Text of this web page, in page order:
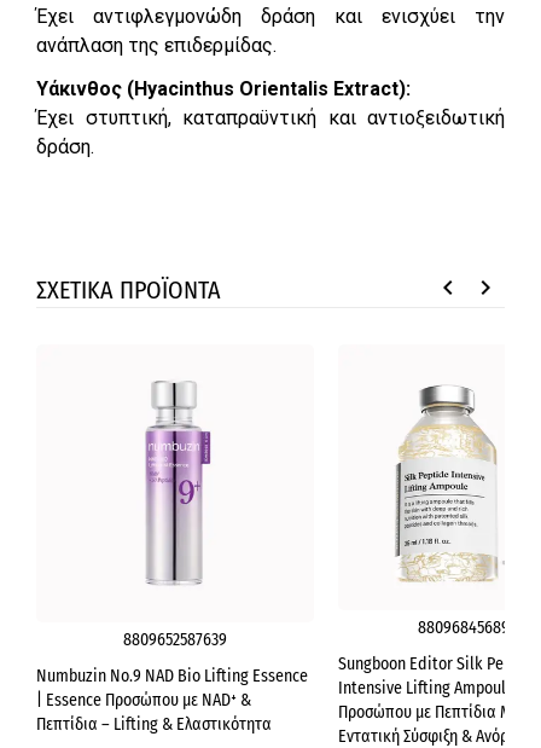
Έχει αντιφλεγμονώδη δράση και ενισχύει την
ανάπλαση της επιδερμίδας.
Υάκινθος (Hyacinthus Orientalis Extract):
Έχει στυπτική, καταπραϋντική και αντιοξειδωτική
δράση.
ΣΧΕΤΙΚΑ ΠΡΟΪΟΝΤΑ keyboard_arrow_left keyboard_arrow_right
8809652587639
Numbuzin No.9 NAD Bio Lifting Essence
| Essence Προσώπου με NAD⁺ &
Πεπτίδια – Lifting & Ελαστικότητα
8809684568934
Sungboon Editor Silk Peptide
Intensive Lifting Ampoule |
Προσώπου με Πεπτίδια
Εντατική Σύσφιξη &